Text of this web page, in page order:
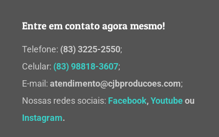
Entre em contato agora mesmo!
Telefone: (83) 3225-2550;
Celular: (83) 98818-3607;
E-mail: atendimento@cjbproducoes.com;
Nossas redes sociais: Facebook,Youtubeou
Instagram.